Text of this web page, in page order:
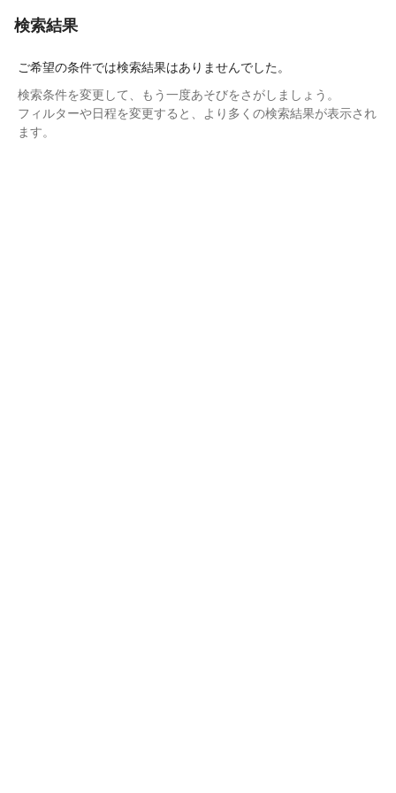
検索結果
ご希望の条件では検索結果はありませんでした。
検索条件を変更して、もう一度あそびをさがしましょう。
フィルターや日程を変更すると、より多くの検索結果が表示され
ます。